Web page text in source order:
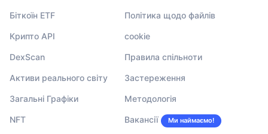
Біткоїн ETF
Крипто API
DexScan
Активи реального світу
Загальні Графіки
NFT
Політика щодо файлів
cookie
Правила спільноти
Застереження
Методологія
Вакансії Ми наймаємо!